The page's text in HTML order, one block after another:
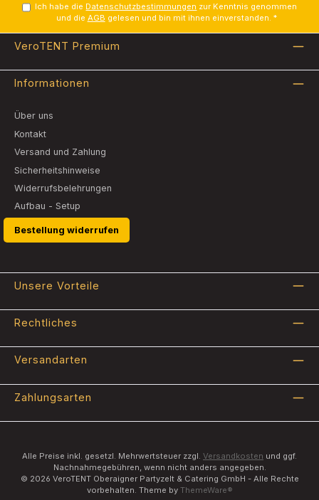
Ich habe die Datenschutzbestimmungen zur Kenntnis genommen
und die AGB gelesen und bin mit ihnen einverstanden. *
VeroTENT Premium
Informationen
Über uns
Kontakt
Versand und Zahlung
Sicherheitshinweise
Widerrufsbelehrungen
Aufbau - Setup
Bestellung widerrufen
Unsere Vorteile
Versandarten
Zahlungsarten
Rechtliches
Alle Preise inkl. gesetzl. Mehrwertsteuer zzgl. Versandkosten und ggf.
Nachnahmegebühren, wenn nicht anders angegeben.
© 2026 VeroTENT Oberaigner Partyzelt & Catering GmbH - Alle Rechte
vorbehalten. Theme by ThemeWare®